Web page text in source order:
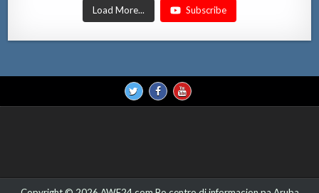
Load More... Subscribe